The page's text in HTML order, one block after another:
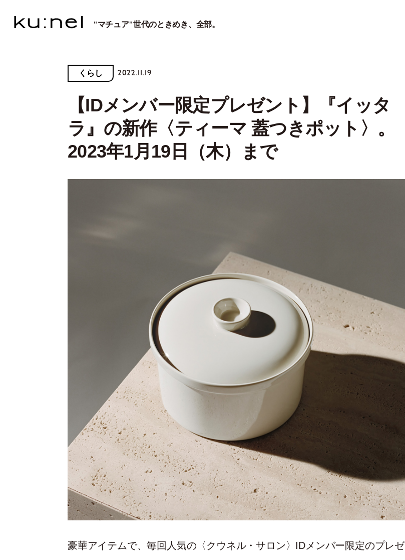
"マチュア"世代のときめき、全部。
くらし 2022.11.19
【IDメンバー限定プレゼント】『イッタ
ラ』の新作〈ティーマ 蓋つきポット〉。
2023年1月19日（木）まで
豪華アイテムで、毎回人気の〈クウネル・サロン〉IDメンバー限定のプレゼ